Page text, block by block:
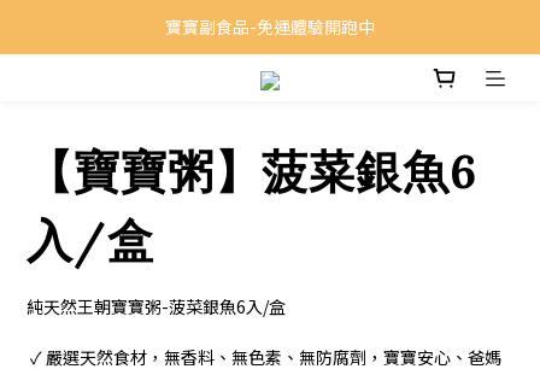
寶寶副食品-免運體驗開跑中
【寶寶粥】菠菜銀魚6
入/盒
純天然王朝寶寶粥-菠菜銀魚6入/盒